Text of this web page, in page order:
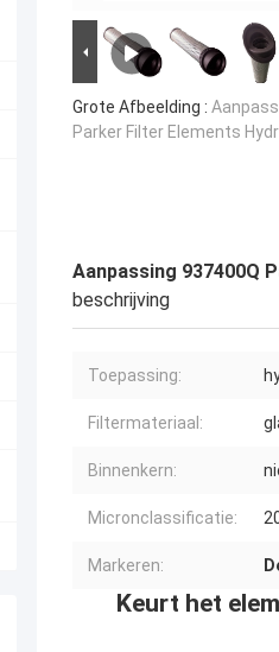
Grote Afbeelding :
Parker Filter Elements
Aanpassing 937400Q
beschrijving
Toepassing:
Filtermateriaal:
Binnenkern:
Micronclassificatie:
Markeren:
Keurt het